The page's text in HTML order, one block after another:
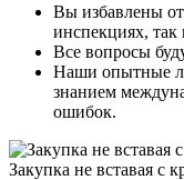
Вы избавлены
инспекциях, так
Все вопросы
Наши опытные
знанием
ошибок.
Закупка не вставая с